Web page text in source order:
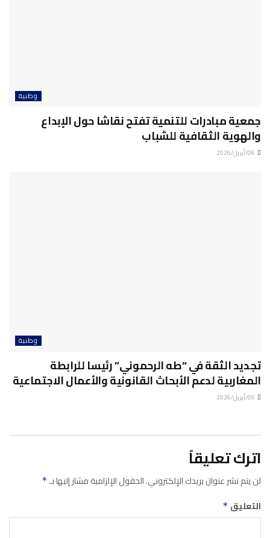
وطنية
جمعية مبادرات للتنمية تفتح نقاشا حول الإبداع
والهوية الثقافية للشباب
وطنية
تجديد الثقة في “طه الرحموني” رئيسا للرابطة
المغاربية لدعم الأبحاث القانونية والأعمال الاجتماعية
اترك تعليقاً
لن يتم نشر عنوان بريدك الإلكتروني.الحقول الإلزامية مشار إليها بـ*
التعليق *